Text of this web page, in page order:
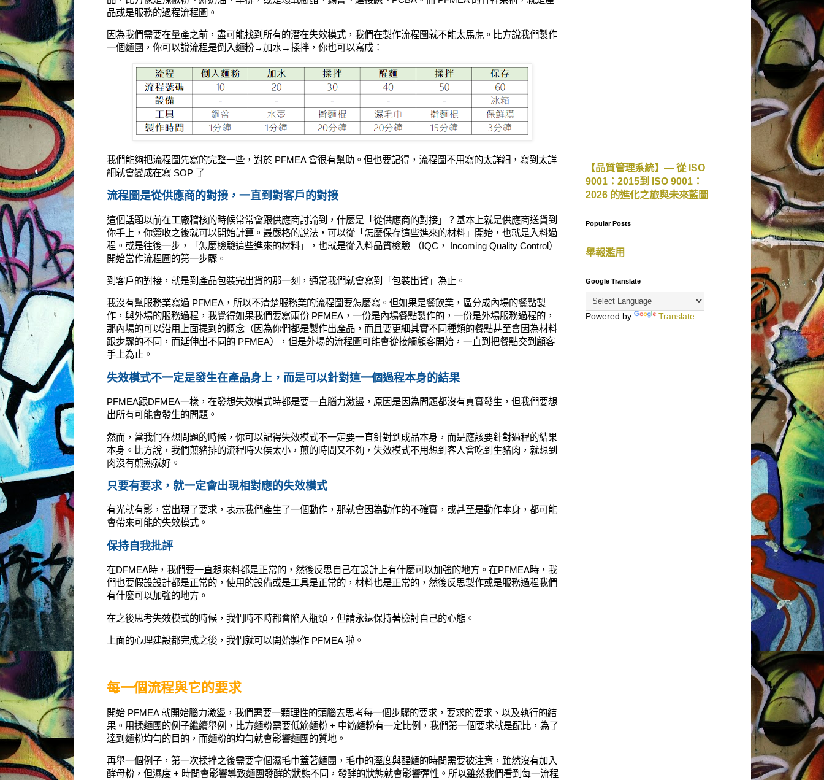
品或是服務的過程流程圖。
因為我們需要在量產之前，盡可能找到所有的潛在失效模式，我們在製作流程圖就不能太馬虎。比方說我們製作
一個麵團，你可以說流程是倒入麵粉→加水→揉拌，你也可以寫成：
我們能夠把流程圖先寫的完整一些，對於 PFMEA 會很有幫助。但也要記得，流程圖不用寫的太詳細，寫到太詳
細就會變成在寫 SOP 了
流程圖是從供應商的對接，一直到對客戶的對接
這個話題以前在工廠稽核的時候常常會跟供應商討論到，什麼是「從供應商的對接」？基本上就是供應商送貨到
你手上，你簽收之後就可以開始計算。最嚴格的說法，可以從「怎麼保存這些進來的材料」開始，也就是入料過
程。或是往後一步，
「怎麼檢驗這些進來的材料」，也就是從入料品質檢驗 （IQC， Incoming Quality Control）
開始當作流程圖的第一步驟。
到客戶的對接，就是到產品包裝完出貨的那一刻，通常我們就會寫到「包裝出貨」為止。
我沒有幫服務業寫過 PFMEA，所以不清楚服務業的流程圖要怎麼寫。但如果是餐飲業，區分成內場的餐點製
作，與外場的服務過程，我覺得如果我們要寫兩份 PFMEA，一份是內場餐點製作的，一份是外場服務過程的，
那內場的可以沿用上面提到的概念（因為你們都是製作出產品，而且要更細其實不同種類的餐點甚至會因為材料
跟步驟的不同，而延伸出不同的 PFMEA），但是外場的流程圖可能會從接觸顧客開始，一直到把餐點交到顧客
手上為止。
失效模式不一定是發生在產品身上，而是可以針對這一個過程本身的結果
PFMEA跟DFMEA一樣，在發想失效模式時都是要一直腦力激盪，原因是因為問題都沒有真實發生，但我們要想
出所有可能會發生的問題。
然而，當我們在想問題的時候，你可以記得失效模式不一定要一直針對到成品本身，而是應該要針對過程的結果
本身。比方說，我們煎豬排的流程時火侯太小，煎的時間又不夠，失效模式不用想到客人會吃到生豬肉，就想到
肉沒有煎熟就好。
只要有要求，就一定會出現相對應的失效模式
有光就有影，當出現了要求，表示我們產生了一個動作，那就會因為動作的不確實，或甚至是動作本身，都可能
會帶來可能的失效模式。
保持自我批評
在DFMEA時，我們要一直想來料都是正常的，然後反思自己在設計上有什麼可以加強的地方。在PFMEA時，我
們也要假設設計都是正常的，使用的設備或是工具是正常的，材料也是正常的，然後反思製作或是服務過程我們
有什麼可以加強的地方。
在之後思考失效模式的時候，我們時不時都會陷入瓶頸，但請永遠保持著檢討自己的心態。
上面的心理建設都完成之後，我們就可以開始製作 PFMEA 啦。
每一個流程與它的要求
開始 PFMEA 就開始腦力激盪，我們需要一顆理性的頭腦去思考每一個步驟的要求，要求的要求、以及執行的結
果。用揉麵團的例子繼續舉例，比方麵粉需要低筋麵粉 + 中筋麵粉有一定比例，我們第一個要求就是配比，為了
達到麵粉均勻的目的，而麵粉的均勻就會影響麵團的質地。
再舉一個例子，第一次揉拌之後需要拿個濕毛巾蓋著麵團，毛巾的溼度與醒麵的時間需要被注意，雖然沒有加入
酵母粉，但濕度 + 時間會影響導致麵團發酵的狀態不同，發酵的狀態就會影響彈性。所以雖然我們看到每一流程
【品質管理系統】— 從 ISO
9001：2015到 ISO 9001：
2026 的進化之旅與未來藍圖
Popular Posts
舉報濫用
Google Translate
Powered by Translate